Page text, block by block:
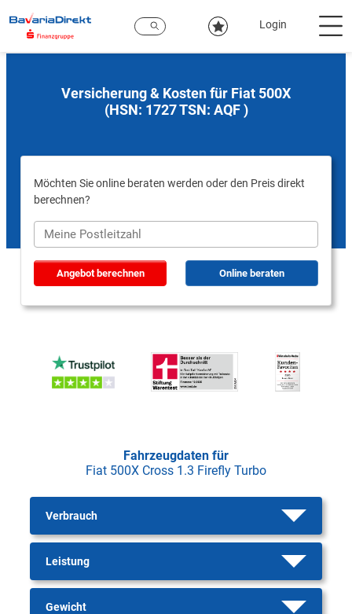
Hauptinhalt
Login
Versicherung & Kosten für Fiat 500X
(HSN: 1727 TSN: AQF )
Möchten Sie online beraten werden oder den Preis direkt
berechnen?
Angebot berechnen Online beraten
Fahrzeugdaten für
Fiat 500X Cross 1.3 Firefly Turbo
Verbrauch
Leistung
Gewicht